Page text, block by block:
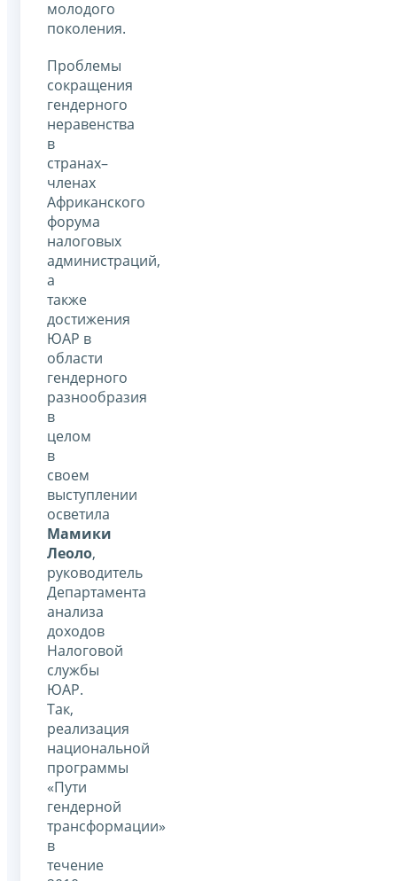
молодого
поколения.
Проблемы
сокращения
гендерного
неравенства
в
странах–
членах
Африканского
форума
налоговых
администраций,
а
также
достижения
ЮАР в
области
гендерного
разнообразия
в
целом
в
своем
выступлении
осветила
Мамики
Леоло,
руководитель
Департамента
анализа
доходов
Налоговой
службы
ЮАР.
Так,
реализация
национальной
программы
«Пути
гендерной
трансформации»
в
течение